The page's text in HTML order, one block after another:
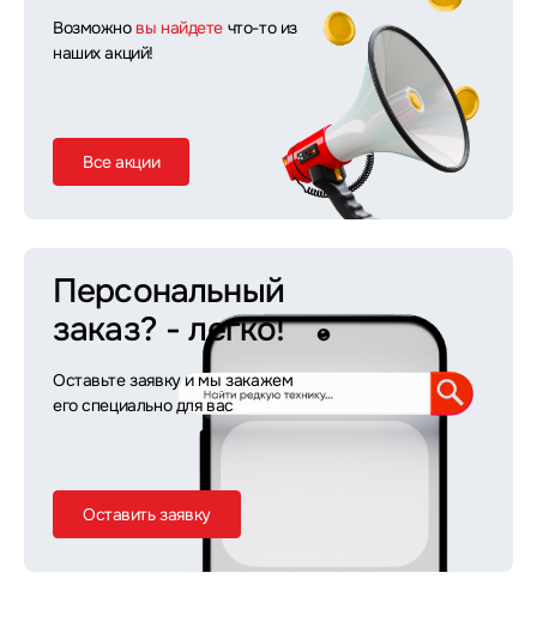
Возможно вы найдете что-то из
наших акций!
Все акции
Персональный
заказ? - легко!
Оставьте заявку и мы закажем
его специально для вас
Оставить заявку